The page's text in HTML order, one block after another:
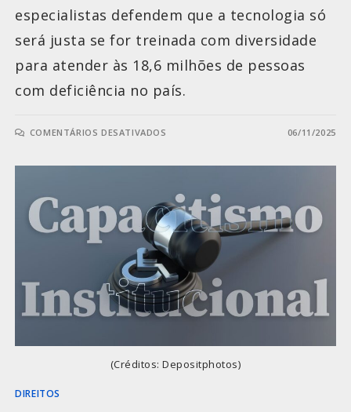
especialistas defendem que a tecnologia só
será justa se for treinada com diversidade
para atender às 18,6 milhões de pessoas
com deficiência no país.
COMENTÁRIOS DESATIVADOS 06/11/2025
(Créditos: Depositphotos)
DIREITOS